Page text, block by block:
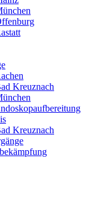
Kreuznach
Kreuznach